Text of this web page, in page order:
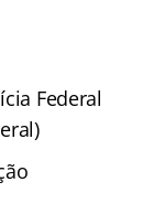
Federal